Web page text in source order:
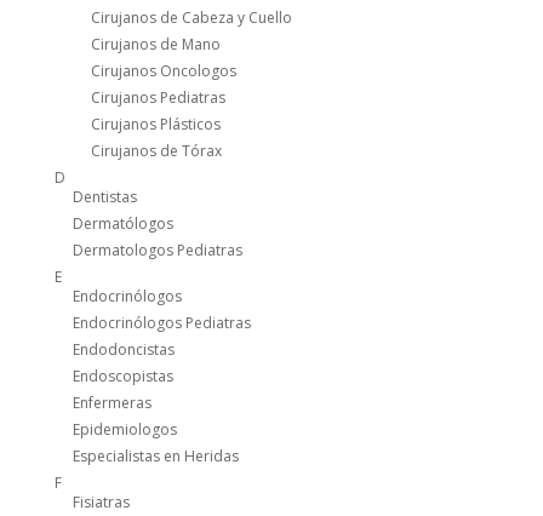
Cirujanos de Cabeza y Cuello
Cirujanos de Mano
Cirujanos Oncologos
Cirujanos Pediatras
Cirujanos Plásticos
Cirujanos de Tórax
D
Dentistas
Dermatólogos
Dermatologos Pediatras
E
Endocrinólogos
Endocrinólogos Pediatras
Endodoncistas
Endoscopistas
Enfermeras
Epidemiologos
Especialistas en Heridas
F
Fisiatras